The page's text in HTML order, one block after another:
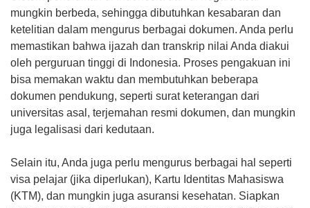
mungkin berbeda, sehingga dibutuhkan kesabaran dan
ketelitian dalam mengurus berbagai dokumen. Anda perlu
memastikan bahwa ijazah dan transkrip nilai Anda diakui
oleh perguruan tinggi di Indonesia. Proses pengakuan ini
bisa memakan waktu dan membutuhkan beberapa
dokumen pendukung, seperti surat keterangan dari
universitas asal, terjemahan resmi dokumen, dan mungkin
juga legalisasi dari kedutaan.
Selain itu, Anda juga perlu mengurus berbagai hal seperti
visa pelajar (jika diperlukan), Kartu Identitas Mahasiswa
(KTM), dan mungkin juga asuransi kesehatan. Siapkan